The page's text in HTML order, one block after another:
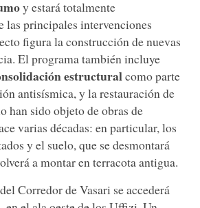
y estará totalmente
las principales intervenciones
figura la construcción de nuevas
El programa también incluye
estructuralcomo parte
antisísmica, y la restauración de
han sido objeto de obras de
varias décadas: en particular, los
y el suelo, que se desmontará
a montar en terracota antigua.
Corredor de Vasari se accederá